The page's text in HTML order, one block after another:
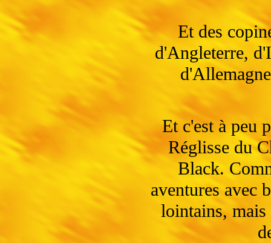
Et des
d'Angleterre,
Et c'est à peu
Réglisse du
Black.
aventures avec
lointains, mais